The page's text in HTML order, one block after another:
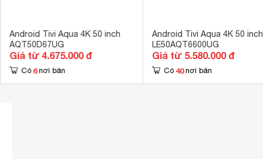
tính bảng
Remote thông minh Có
Điều khiển bằng giọng nói Có
Android Tivi Aqua 4K 50 inch
AQT50D67UG
Giá từ 4.675.000 đ
Có 6 nơi bán
Android Tivi Aqua 4K 50 inch
LE50AQT6600UG
Giá từ 5.580.000 đ
Có 40 nơi bán